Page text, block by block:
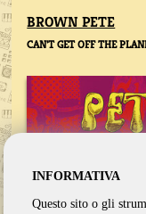
BROWN PETE
CAN'T GET OFF THE
INFORMATIVA
Questo sito o gli